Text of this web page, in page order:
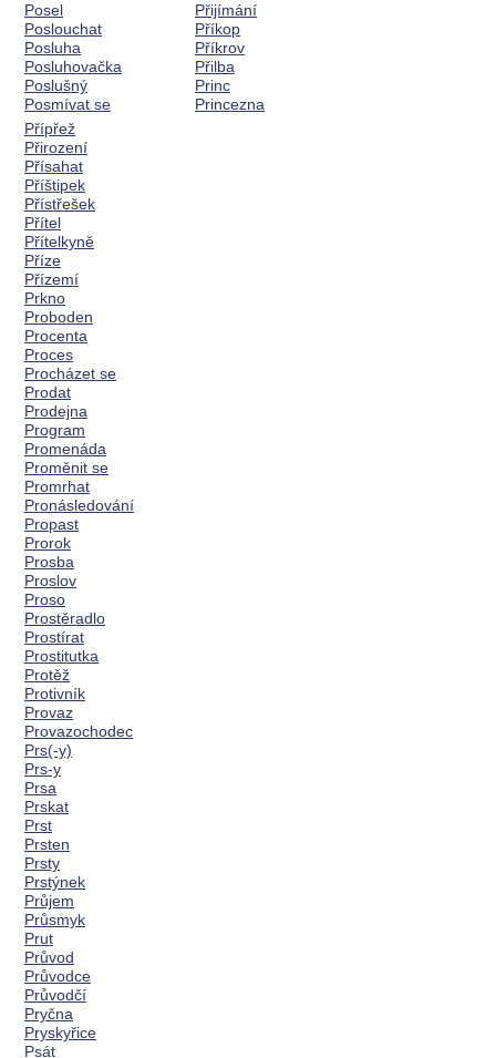
Posel
Poslouchat
Posluha
Posluhovačka
Poslušný
Posmívat se
Přijímání
Příkop
Příkrov
Přilba
Princ
Princezna
Přípřež
Přirození
Přísahat
Příštipek
Přístřešek
Přítel
Přítelkyně
Příze
Přízemí
Prkno
Proboden
Procenta
Proces
Procházet se
Prodat
Prodejna
Program
Promenáda
Proměnit se
Promrhat
Pronásledování
Propast
Prorok
Prosba
Proslov
Proso
Prostěradlo
Prostírat
Prostitutka
Protěž
Protivník
Provaz
Provazochodec
Prs(-y)
Prs-y
Prsa
Prskat
Prst
Prsten
Prsty
Prstýnek
Průjem
Průsmyk
Prut
Průvod
Průvodce
Průvodčí
Pryčna
Pryskyřice
Psát